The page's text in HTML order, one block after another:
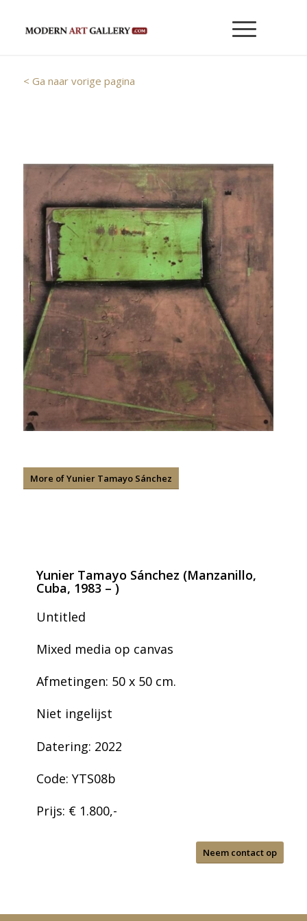
< Ga naar vorige pagina
More of Yunier Tamayo Sánchez
Yunier Tamayo Sánchez (Manzanillo,
Cuba, 1983 – )
Untitled
Mixed media op canvas
Afmetingen: 50 x 50 cm.
Niet ingelijst
Datering: 2022
Code: YTS08b
Prijs: € 1.800,-
Neem contact op